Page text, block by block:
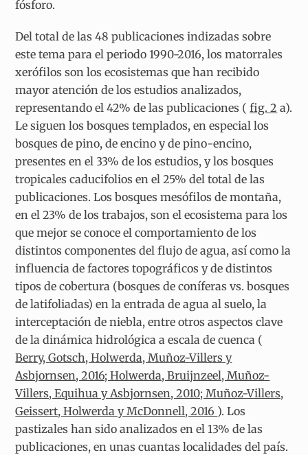
fósforo.
Del total de las 48 publicaciones indizadas sobre
este tema para el periodo 1990-2016, los matorrales
xerófilos son los ecosistemas que han recibido
mayor atención de los estudios analizados,
representando el 42% de las publicaciones (fig. 2 a).
Le siguen los bosques templados, en especial los
bosques de pino, de encino y de pino-encino,
presentes en el 33% de los estudios, y los bosques
tropicales caducifolios en el 25% del total de las
publicaciones. Los bosques mesófilos de montaña,
en el 23% de los trabajos, son el ecosistema para los
que mejor se conoce el comportamiento de los
distintos componentes del flujo de agua, así como la
influencia de factores topográficos y de distintos
tipos de cobertura (bosques de coníferas vs. bosques
de latifoliadas) en la entrada de agua al suelo, la
interceptación de niebla, entre otros aspectos clave
de la dinámica hidrológica a escala de cuenca (
Berry, Gotsch, Holwerda, Muñoz-Villers y
Asbjornsen, 2016; Holwerda, Bruijnzeel, Muñoz-
Villers, Equihua y Asbjornsen, 2010; Muñoz-Villers,
Geissert, Holwerda y McDonnell, 2016 ). Los
pastizales han sido analizados en el 13% de las
publicaciones, en unas cuantas localidades del país.